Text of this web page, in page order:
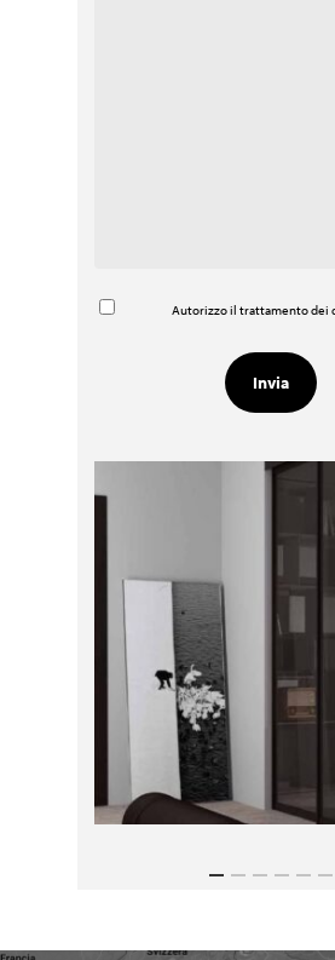
Autorizzo il trattamento dei